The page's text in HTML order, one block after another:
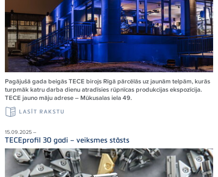
Pagājušā gada beigās TECE birojs Rīgā pārcēlās uz jaunām telpām, kurās
turpmāk katru darba dienu atradīsies rūpnīcas produkcijas ekspozīcija.
TECE jauno māju adrese – Mūkusalas iela 49.
LASĪT RAKSTU
15.09.2025 –
TECEprofil 30 gadi – veiksmes stāsts